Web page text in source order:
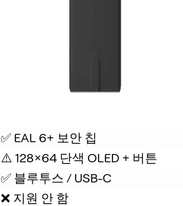
✅ EAL 6+ 보안 칩
⚠️ 128×64 단색 OLED + 버튼
✅ 블루투스 / USB-C
❌ 지원 안 함